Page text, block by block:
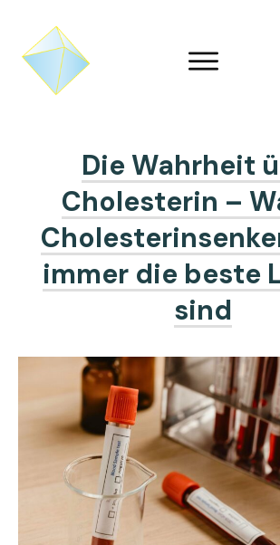
Die Wahrheit
Cholesterin –
immer die beste
sind